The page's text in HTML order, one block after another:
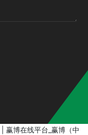
赢博在线平台_赢博（中